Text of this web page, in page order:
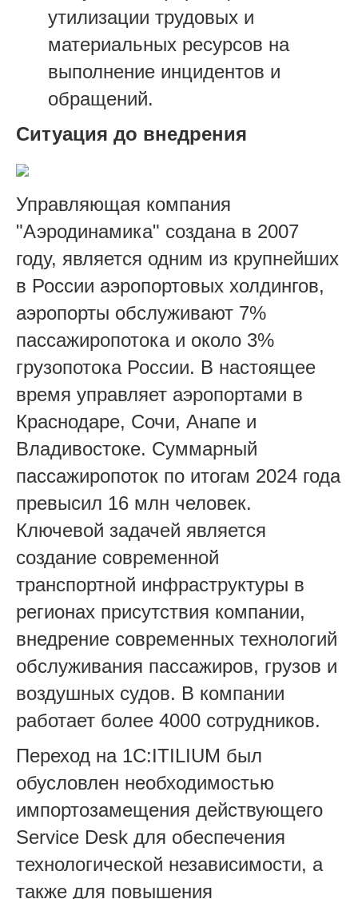
утилизации трудовых и
материальных ресурсов на
выполнение инцидентов и
обращений.
Ситуация до внедрения
Управляющая компания
"Аэродинамика" создана в 2007
году, является одним из крупнейших
в России аэропортовых холдингов,
аэропорты обслуживают 7%
пассажиропотока и около 3%
грузопотока России. В настоящее
время управляет аэропортами в
Краснодаре, Сочи, Анапе и
Владивостоке. Суммарный
пассажиропоток по итогам 2024 года
превысил 16 млн человек.
Ключевой задачей является
создание современной
транспортной инфраструктуры в
регионах присутствия компании,
внедрение современных технологий
обслуживания пассажиров, грузов и
воздушных судов. В компании
работает более 4000 сотрудников.
Переход на 1С:ITILIUM был
обусловлен необходимостью
импортозамещения действующего
Service Desk для обеспечения
технологической независимости, а
также для повышения